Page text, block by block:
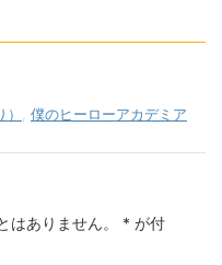
僕のヒーローアカデミア
はありません。 * が付